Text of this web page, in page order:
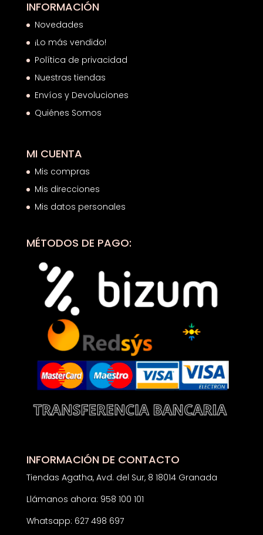
INFORMACIÓN
Novedades
¡Lo más vendido!
Política de privacidad
Nuestras tiendas
Envíos y Devoluciones
Quiénes Somos
MI CUENTA
Mis compras
Mis direcciones
Mis datos personales
MÉTODOS DE PAGO:
INFORMACIÓN DE CONTACTO
Tiendas Agatha, Avd. del Sur, 8 18014 Granada
Llámanos ahora: 958 100 101
Whatsapp: 627 498 697